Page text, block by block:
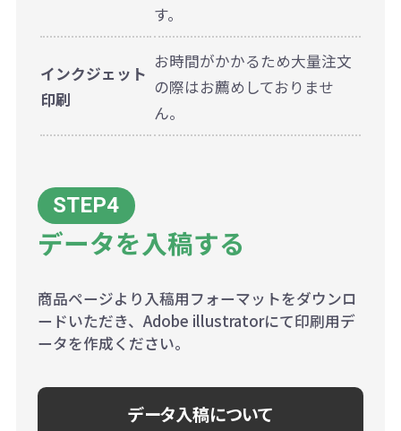
す。
インクジェット
印刷
お時間がかかるため大量注文
の際はお薦めしておりませ
ん。
データを入稿する
商品ページより入稿用フォーマットをダウンロ
ードいただき、Adobe illustratorにて印刷用デ
ータを作成ください。
データ入稿について